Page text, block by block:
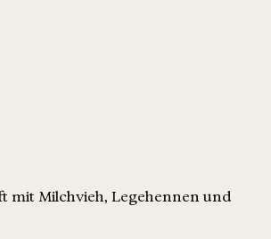
mit Milchvieh, Legehennen und